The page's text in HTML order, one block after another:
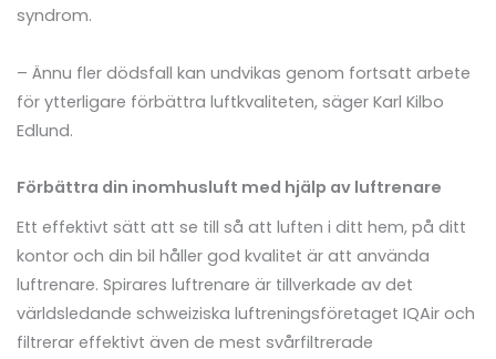
syndrom.
– Ännu fler dödsfall kan undvikas genom fortsatt arbete
för ytterligare förbättra luftkvaliteten, säger Karl Kilbo
Edlund.
Förbättra din inomhusluft med hjälp av luftrenare
Ett effektivt sätt att se till så att luften i ditt hem, på ditt
kontor och din bil håller god kvalitet är att använda
luftrenare. Spirares luftrenare är tillverkade av det
världsledande schweiziska luftreningsföretaget IQAir och
filtrerar effektivt även de mest svårfiltrerade